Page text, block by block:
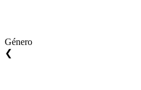
Género
❮